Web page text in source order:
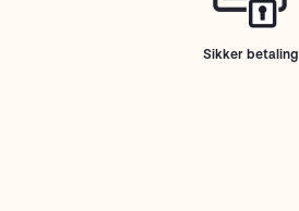
Sikker betaling